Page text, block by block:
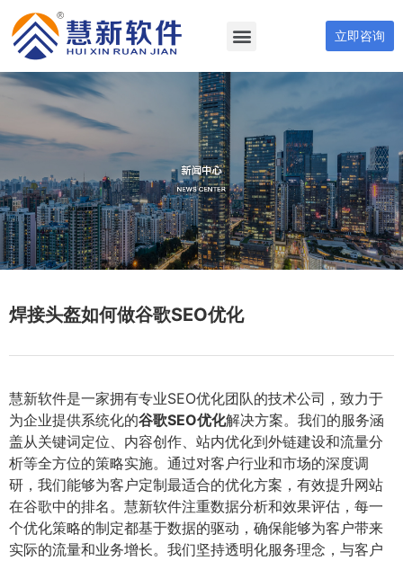
立即咨询
焊接头盔如何做谷歌SEO优化
慧新软件是一家拥有专业SEO优化团队的技术公司，致力于
为企业提供系统化的谷歌SEO优化解决方案。我们的服务涵
盖从关键词定位、内容创作、站内优化到外链建设和流量分
析等全方位的策略实施。通过对客户行业和市场的深度调
研，我们能够为客户定制最适合的优化方案，有效提升网站
在谷歌中的排名。慧新软件注重数据分析和效果评估，每一
个优化策略的制定都基于数据的驱动，确保能够为客户带来
实际的流量和业务增长。我们坚持透明化服务理念，与客户